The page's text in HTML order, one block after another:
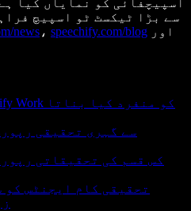
اسپیچفائی کو نمایاں کیا
سے بڑا ٹیکسٹ ٹو اسپیچ
news ، speechify.com/blog اور
تحقیقی کام ایجنٹس کو